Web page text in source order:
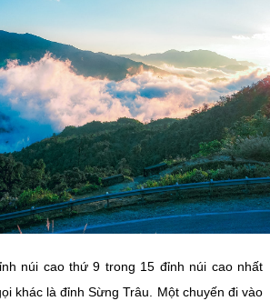
núi cao thứ 9 trong 15 đỉnh núi cao nhất
khác là đỉnh Sừng Trâu. Một chuyến đi vào